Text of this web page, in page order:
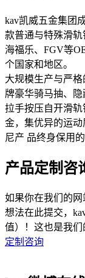
kav凯威五金集团
款普通与特殊滑轨
海福乐、FGV等
个国家和地区。
大规模生产与严
牌豪华骑马抽、
拉手按压自开滑
金，集优异的运
尼产 品终身保用
产品定制咨
如果你在我们的
想法在此提交，
值）！这也是我们
定制咨询